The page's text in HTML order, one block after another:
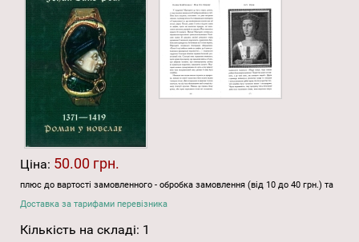
Ціна: 50.00 грн.
плюс до вартості замовленного - обробка замовлення (від 10 до 40 грн.) та
Доставка за тарифами перевізника
Кількість на складі: 1